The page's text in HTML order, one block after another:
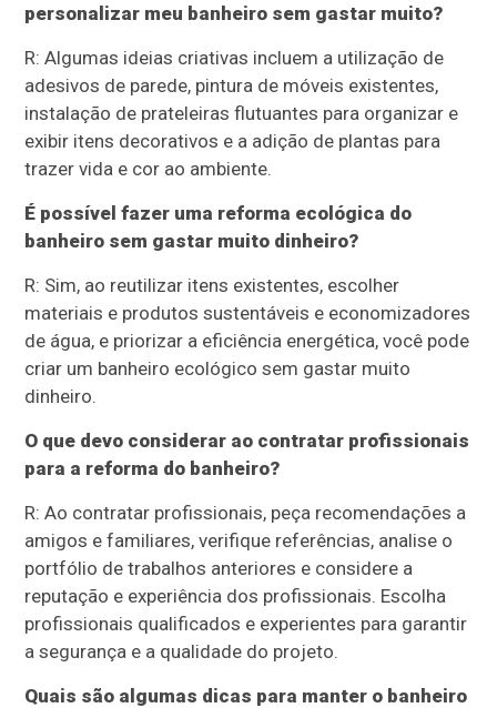
personalizar meu banheiro sem gastar muito?
R: Algumas ideias criativas incluem a utilização de
adesivos de parede, pintura de móveis existentes,
instalação de prateleiras flutuantes para organizar e
exibir itens decorativos e a adição de plantas para
trazer vida e cor ao ambiente.
É possível fazer uma reforma ecológica do
banheiro sem gastar muito dinheiro?
R: Sim, ao reutilizar itens existentes, escolher
materiais e produtos sustentáveis e economizadores
de água, e priorizar a eficiência energética, você pode
criar um banheiro ecológico sem gastar muito
dinheiro.
O que devo considerar ao contratar profissionais
para a reforma do banheiro?
R: Ao contratar profissionais, peça recomendações a
amigos e familiares, verifique referências, analise o
portfólio de trabalhos anteriores e considere a
reputação e experiência dos profissionais. Escolha
profissionais qualificados e experientes para garantir
a segurança e a qualidade do projeto.
Quais são algumas dicas para manter o banheiro